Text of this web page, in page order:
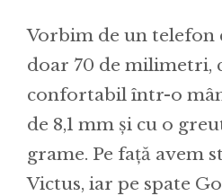
Vorbim de un telefon
doar 70 de milimetri,
confortabil într-o
de 8,1 mm și cu o
grame. Pe față avem
Victus, iar pe spate